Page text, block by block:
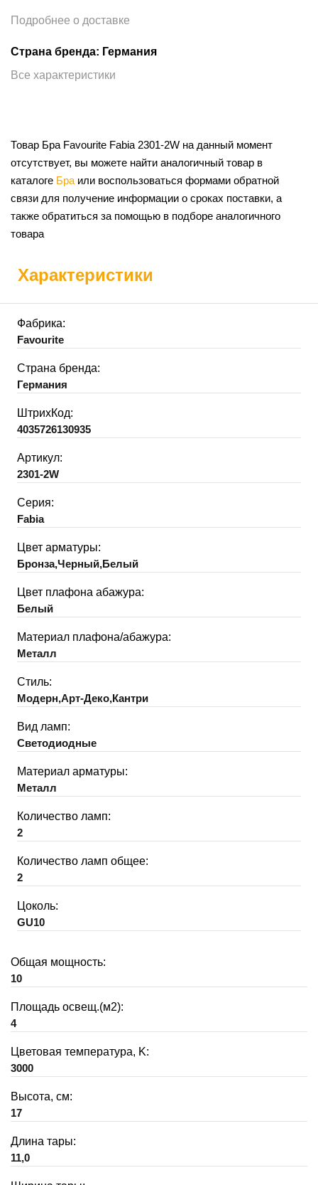
Подробнее о доставке
Страна бренда: Германия
Все характеристики
Товар Бра Favourite Fabia 2301-2W на данный момент
отсутствует, вы можете найти аналогичный товар в
каталоге Бра или воспользоваться формами обратной
связи для получение информации о сроках поставки, а
также обратиться за помощью в подборе аналогичного
товара
Характеристики
Фабрика:
Favourite
Страна бренда:
Германия
ШтрихКод:
4035726130935
Артикул:
2301-2W
Серия:
Fabia
Цвет арматуры:
Бронза,Черный,Белый
Цвет плафона абажура:
Белый
Материал плафона/абажура:
Металл
Стиль:
Модерн,Арт-Деко,Кантри
Вид ламп:
Светодиодные
Материал арматуры:
Металл
Количество ламп:
2
Количество ламп общее:
2
Цоколь:
GU10
Общая мощность:
10
Площадь освещ.(м2):
4
Цветовая температура, K:
3000
Высота, см:
17
Длина тары:
11,0